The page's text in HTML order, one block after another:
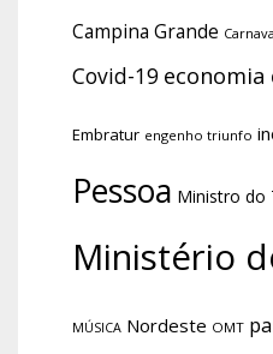
Campina Grande
Covid-19 economia
Embratur engenho triunfo
Pessoa Ministro do
Ministério
MÚSICA Nordeste OMT